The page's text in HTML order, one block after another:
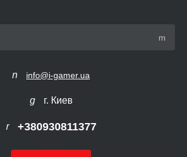
info@i-gamer.ua
г. Киев
+380930811377